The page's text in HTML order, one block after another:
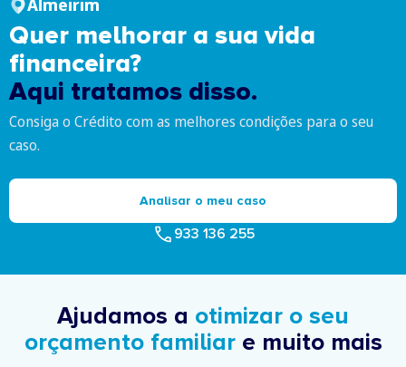
Almeirim
Quer melhorar a sua vida
financeira?
Aqui tratamos disso.
Consiga o Crédito com as melhores condições para o seu
caso.
Analisar o meu caso
933 136 255
Ajudamos a otimizar o seu
orçamento familiare muito mais